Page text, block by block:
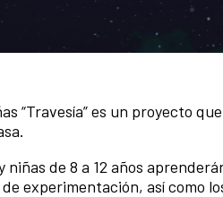
“Travesía” es un proyecto
niñas de 8 a 12 años
experimentación, así como